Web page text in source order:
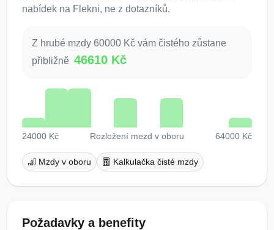
nabídek na Flekni, ne z dotazníků.
Z hrubé mzdy 60000 Kč vám čistého zůstane
přibližně 46610 Kč
24000 Kč Rozložení mezd v oboru 64000 Kč
Mzdy v oboru Kalkulačka čisté mzdy
Požadavky a benefity